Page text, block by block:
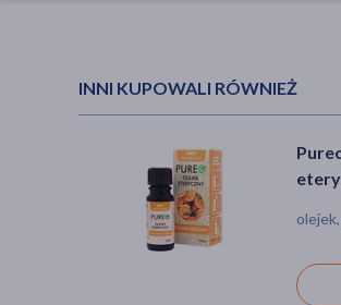
INNI KUPOWALI RÓWNIEŻ